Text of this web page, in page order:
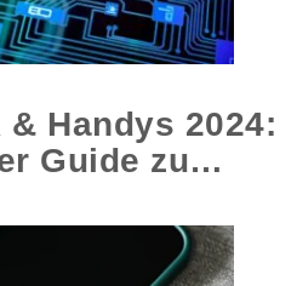
& Handys 2024:
Guide zu…